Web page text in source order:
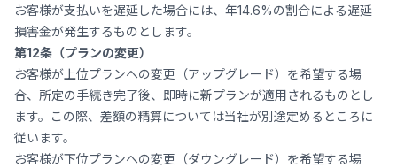
お客様が支払いを遅延した場合には、年14.6%の割合による遅延
損害金が発生するものとします。
第12条（プランの変更）
お客様が上位プランへの変更（アップグレード）を希望する場
合、所定の手続き完了後、即時に新プランが適用されるものとし
ます。この際、差額の精算については当社が別途定めるところに
従います。
お客様が下位プランへの変更（ダウングレード）を希望する場